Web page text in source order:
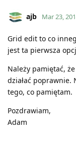
ajb Mar 23,
Grid edit to co
jest ta pierwsza
Należy pamiętać,
działać poprawnie.
tego, co pamiętam.
Pozdrawiam,
Adam